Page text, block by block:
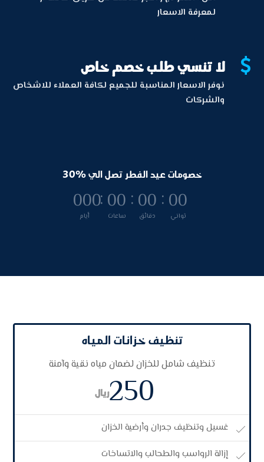
لمعرفة الاسعار
 لا تنسي طلب خصم خاص
نوفر الاسعار المناسبة للجميع لكافة العملاء للاشخاص
والشركات
خصومات عيد الفطر تصل الي %30
000
أيام
: 00
ساعات
: 00
دقائق
: 00
ثواني
تنظيف خزانات المياه
تنظيف شامل للخزان لضمان مياه نقية وآمنة
250ريال
غسيل وتنظيف جدران وأرضية الخزان
إزالة الرواسب والطحالب والاتساخات